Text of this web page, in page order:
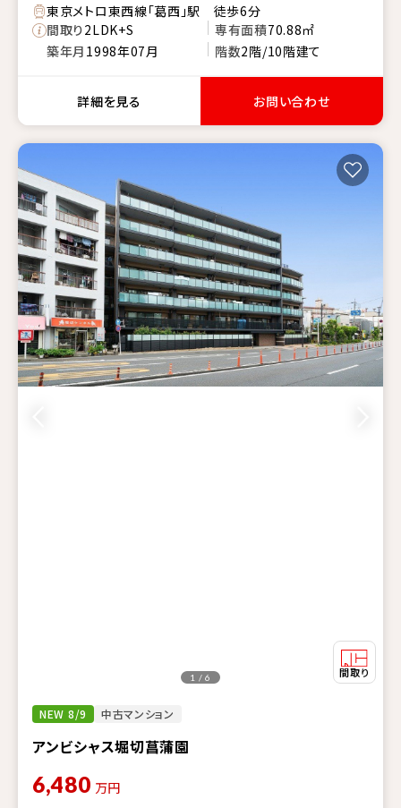
東京メトロ東西線「葛西」駅 徒歩6分
間取り2LDK+S 専有面積70.88㎡
築年月 1998年07月 階数2階/10階建て
詳細を見る お問い合わせ
NEW 8/9 中古マンション
アンビシャス堀切菖蒲園
1 / 6
6,480 万円